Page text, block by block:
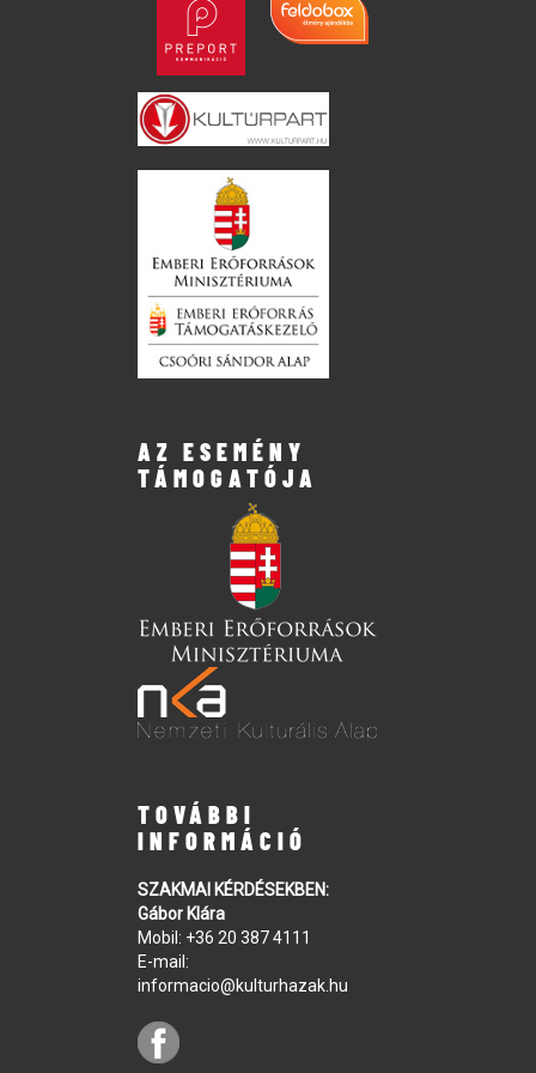
AZ ESEMÉNY
TÁMOGATÓJA
TOVÁBBI
INFORMÁCIÓ
SZAKMAI KÉRDÉSEKBEN:
Gábor Klára
Mobil: +36 20 387 4111
E-mail:
informacio@kulturhazak.hu